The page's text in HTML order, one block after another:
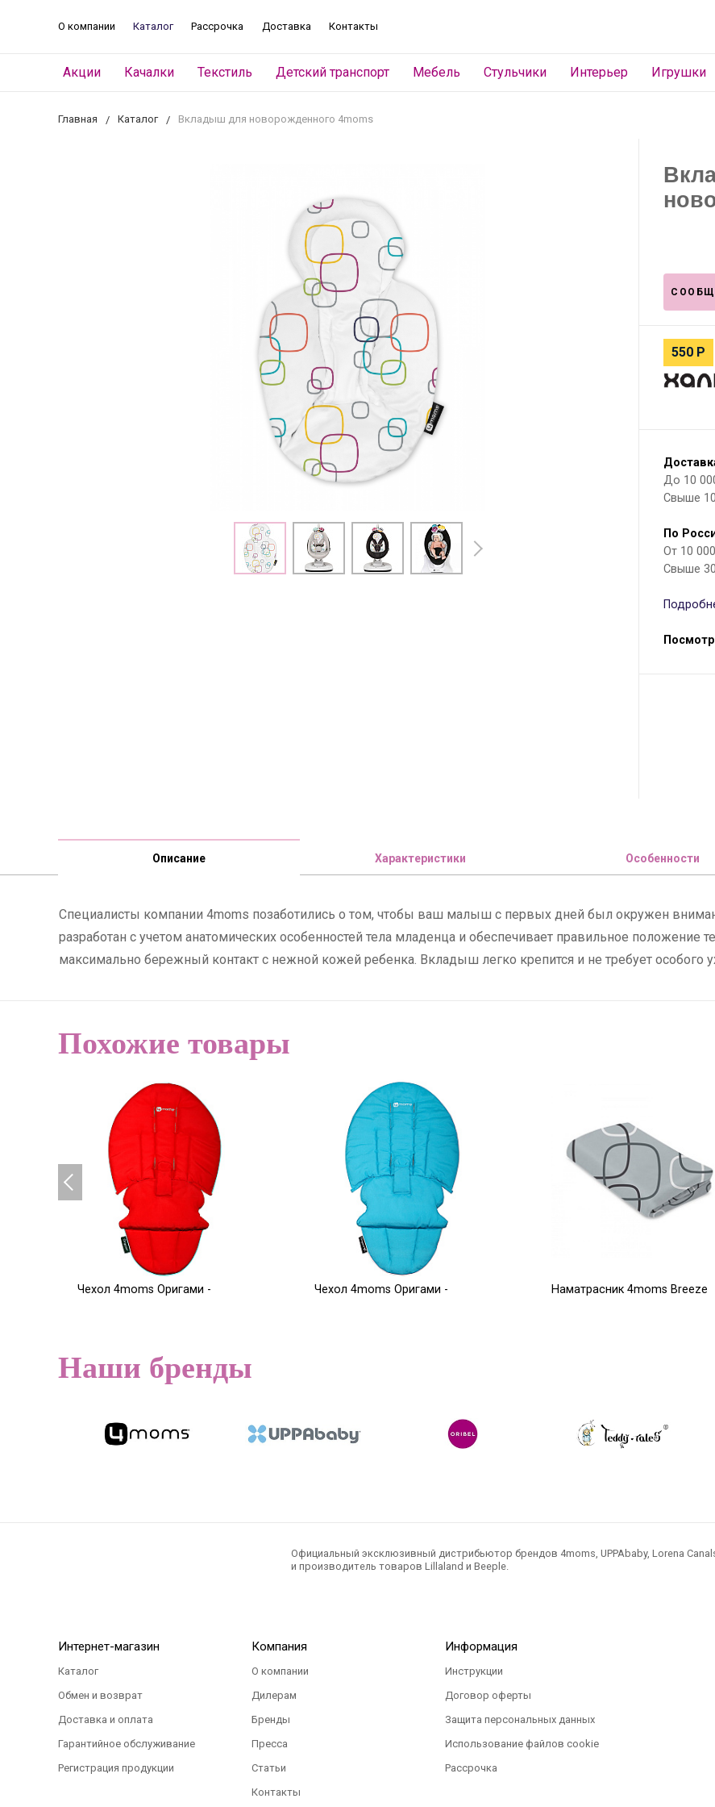
О компании Каталог Рассрочка Доставка Контакты
Акции Качалки Текстиль Детский транспорт Мебель Стульчики Интерьер Игрушки
Главная Каталог Вкладыш для новорожденного 4moms
550 Р
До 10
Свыше
По
От 10
Свыше
Описание Характеристики Особенности
Специалисты компании 4moms позаботились о том, чтобы ваш малыш с первых дней был окружен
разработан с учетом анатомических особенностей тела младенца и обеспечивает правильное положение
максимально бережный контакт с нежной кожей ребенка. Вкладыш легко крепится и не требует особого
Похожие товары
Чехол 4moms Оригами -
Чехол 4moms Оригами -
Наматрасник 4moms Breeze
Наши бренды
Официальный эксклюзивный дистрибьютор брендов 4moms, UPPAbaby, Lorena
и производитель товаров Lillaland и Beeple.
Интернет-магазин
Каталог
Обмен и возврат
Доставка и оплата
Гарантийное обслуживание
Регистрация продукции
Компания
О компании
Дилерам
Бренды
Пресса
Статьи
Контакты
Информация
Инструкции
Договор оферты
Защита персональных данных
Использование файлов cookie
Рассрочка